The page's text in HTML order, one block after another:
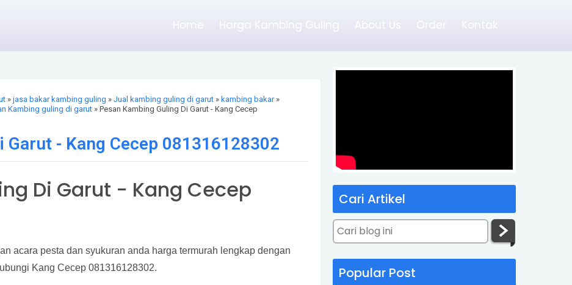
Home Harga Kambing Guling About Us Order Kontak
» jasa bakar kambing guling » Jual kambing guling di garut » kambing bakar»
Kambing guling di garut » Pesan Kambing Guling Di Garut - Kang Cecep
Garut - Kang Cecep 081316128302
Di Garut - Kang Cecep
acara pesta dan syukuran anda harga termurah lengkap dengan
Kang Cecep 081316128302.
Cari Artikel
Popular Post